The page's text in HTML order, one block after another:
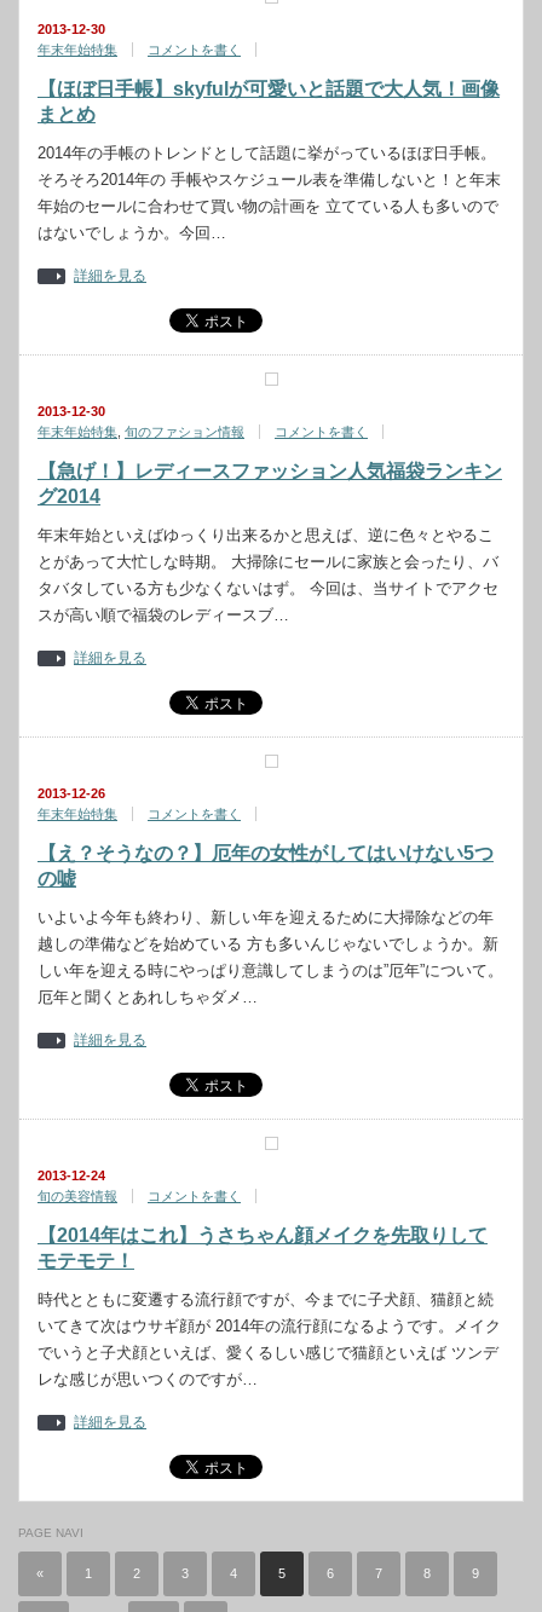
2013-12-30
年末年始特集
コメントを書く
【ほぼ日手帳】skyfulが可愛いと話題で大人気！画像
まとめ
2014年の手帳のトレンドとして話題に挙がっているほぼ日手帳。
そろそろ2014年の 手帳やスケジュール表を準備しないと！と年末
年始のセールに合わせて買い物の計画を 立てている人も多いので
はないでしょうか。今回…
詳細を見る
2013-12-30
年末年始特集 旬のファション情報 コメントを書く
【急げ！】レディースファッション人気福袋ランキン
グ2014
年末年始といえばゆっくり出来るかと思えば、逆に色々とやるこ
とがあって大忙しな時期。 大掃除にセールに家族と会ったり、バ
タバタしている方も少なくないはず。 今回は、当サイトでアクセ
スが高い順で福袋のレディースブ…
詳細を見る
2013-12-26
年末年始特集
コメントを書く
【え？そうなの？】厄年の女性がしてはいけない5つ
の嘘
いよいよ今年も終わり、新しい年を迎えるために大掃除などの年
越しの準備などを始めている 方も多いんじゃないでしょうか。新
しい年を迎える時にやっぱり意識してしまうのは”厄年”について。
厄年と聞くとあれしちゃダメ…
詳細を見る
2013-12-24
旬の美容情報
コメントを書く
【2014年はこれ】うさちゃん顔メイクを先取りして
モテモテ！
時代とともに変遷する流行顔ですが、今までに子犬顔、猫顔と続
いてきて次はウサギ顔が 2014年の流行顔になるようです。メイク
でいうと子犬顔といえば、愛くるしい感じで猫顔といえば ツンデ
レな感じが思いつくのですが…
詳細を見る
PAGE NAVI
« 1 2 3 4 5 6 7 8 9